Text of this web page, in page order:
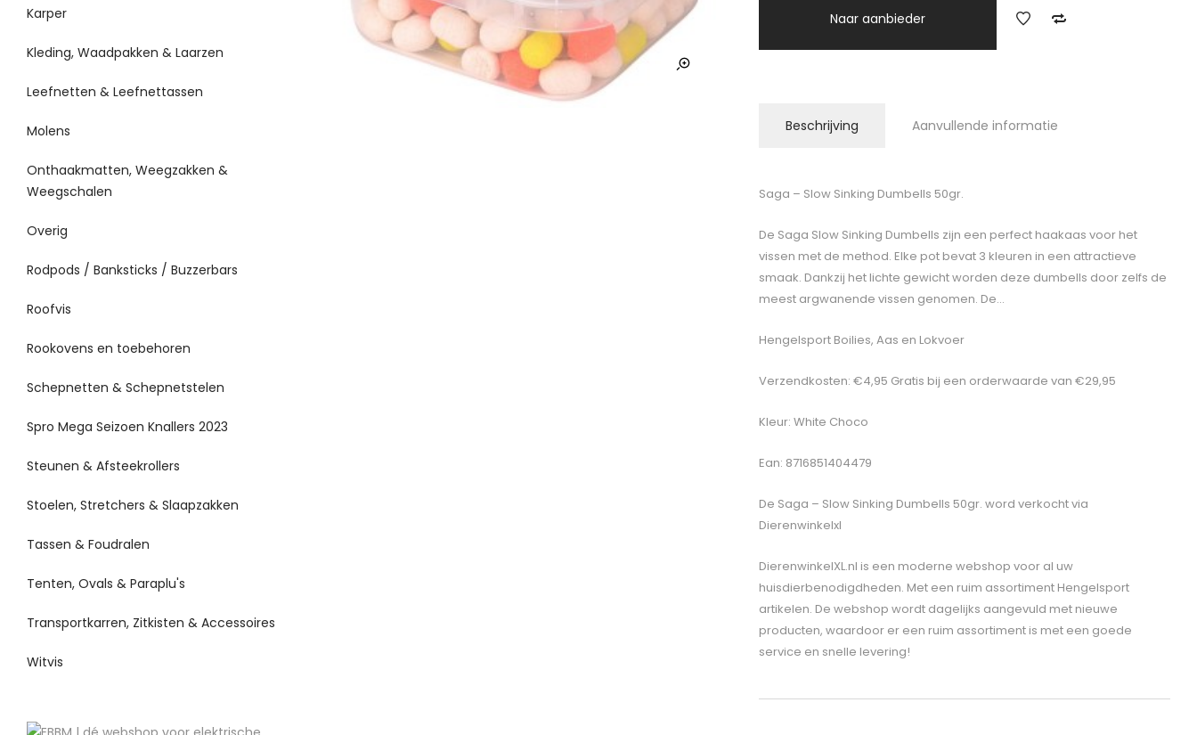
Naar aanbieder
Beschrijving Aanvullende informatie
Saga – Slow Sinking Dumbells 50gr.
De Saga Slow Sinking Dumbells zijn een perfect haakaas voor het
vissen met de method. Elke pot bevat 3 kleuren in een attractieve
smaak. Dankzij het lichte gewicht worden deze dumbells door zelfs de
meest argwanende vissen genomen. De…
Hengelsport Boilies, Aas en Lokvoer
Verzendkosten: €4,95 Gratis bij een orderwaarde van €29,95
Kleur: White Choco
Ean: 8716851404479
De Saga – Slow Sinking Dumbells 50gr. word verkocht via
Dierenwinkelxl
DierenwinkelXL.nl is een moderne webshop voor al uw
huisdierbenodigdheden. Met een ruim assortiment Hengelsport
artikelen. De webshop wordt dagelijks aangevuld met nieuwe
producten, waardoor er een ruim assortiment is met een goede
service en snelle levering!
Karper
Kleding, Waadpakken & Laarzen
Leefnetten & Leefnettassen
Molens
Onthaakmatten, Weegzakken &
Weegschalen
Overig
Rodpods / Banksticks / Buzzerbars
Roofvis
Rookovens en toebehoren
Schepnetten & Schepnetstelen
Spro Mega Seizoen Knallers 2023
Steunen & Afsteekrollers
Stoelen, Stretchers & Slaapzakken
Tassen & Foudralen
Tenten, Ovals & Paraplu's
Transportkarren, Zitkisten & Accessoires
Witvis